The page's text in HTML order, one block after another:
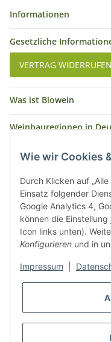
Wie wir Cookies
Durch Klicken auf
Einsatz folgender
Google Analytics 4,
können die
Icon links unten).
Konfigurieren und in
Impressum
Informationen
Gesetzliche
VERTRAG WIDERRUFEN
Was ist Biowein
Weinbauregionen in
Weinbauregionen und
Weiße Rebsorten
Rote Rebsorten